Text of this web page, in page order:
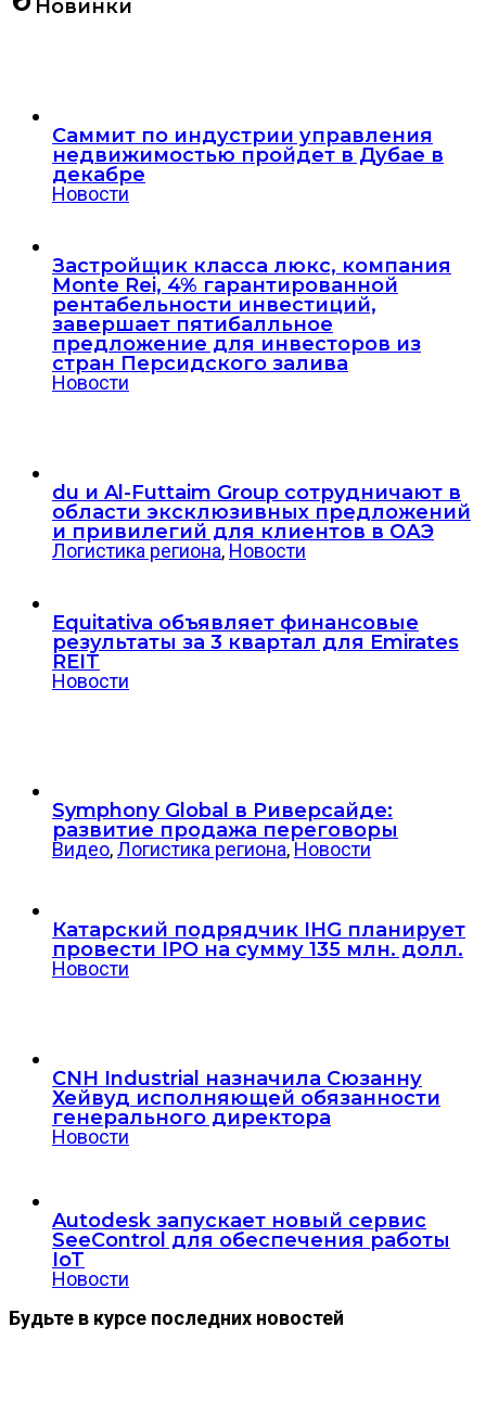
Новинки
Саммит по индустрии управления
недвижимостью пройдет в Дубае в
декабре
Новости
Застройщик класса люкс, компания
Monte Rei, 4% гарантированной
рентабельности инвестиций,
завершает пятибалльное
предложение для инвесторов из
стран Персидского залива
Новости
du и Al-Futtaim Group сотрудничают в
области эксклюзивных предложений
и привилегий для клиентов в ОАЭ
Логистика региона, Новости
Equitativa объявляет финансовые
результаты за 3 квартал для Emirates
REIT
Новости
Symphony Global в Риверсайде:
развитие продажа переговоры
Видео,Логистика региона, Новости
Катарский подрядчик IHG планирует
провести IPO на сумму 135 млн. долл.
Новости
CNH Industrial назначила Сюзанну
Хейвуд исполняющей обязанности
генерального директора
Новости
Autodesk запускает новый сервис
SeeControl для обеспечения работы
IoT
Новости
Будьте в курсе последних новостей